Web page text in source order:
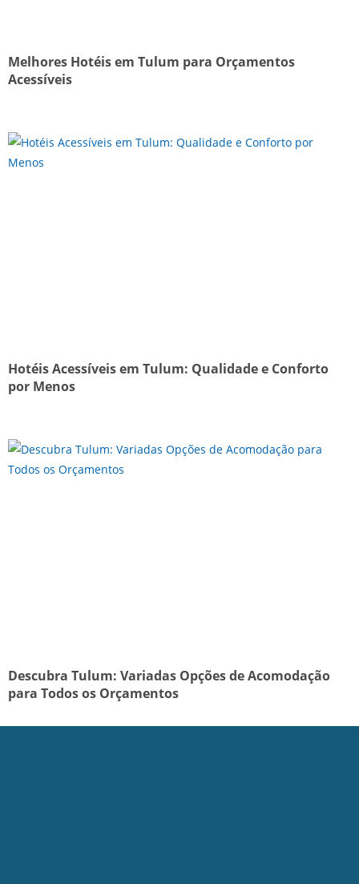
Melhores Hotéis em Tulum para Orçamentos
Acessíveis
Hotéis Acessíveis em Tulum: Qualidade e Conforto
por Menos
Descubra Tulum: Variadas Opções de Acomodação
para Todos os Orçamentos